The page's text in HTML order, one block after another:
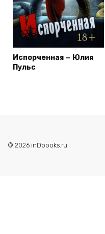
Испорченная — Юлия
Пульс
© 2026 inDbooks.ru